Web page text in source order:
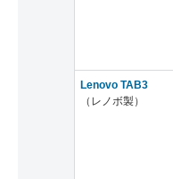
Lenovo TAB3
（レノボ製）